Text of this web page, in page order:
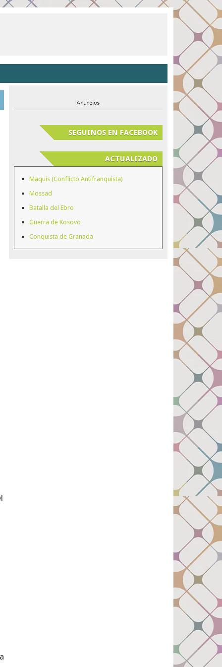
l
SEGUINOS EN FACEBOOK
ACTUALIZADO
Maquis (Conflicto Antifranquista)
Mossad
Batalla del Ebro
Guerra de Kosovo
Conquista de Granada